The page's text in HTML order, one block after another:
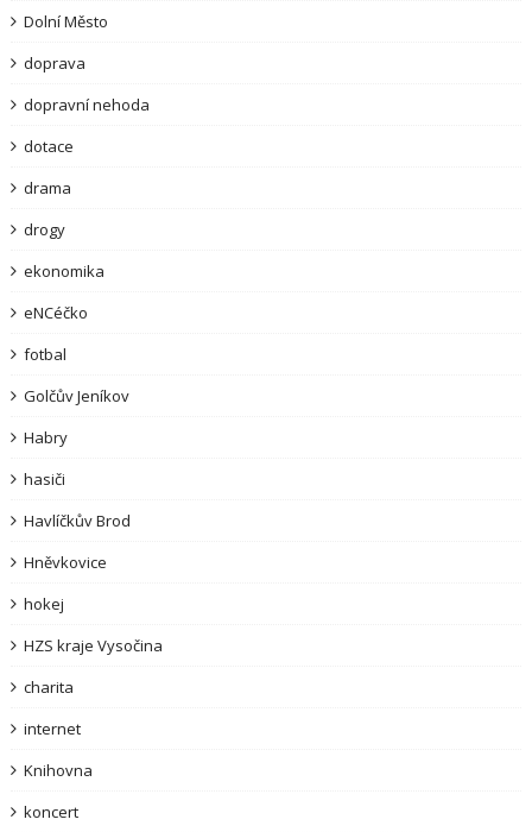
Dolní Město
doprava
dopravní nehoda
dotace
drama
drogy
ekonomika
eNCéčko
fotbal
Golčův Jeníkov
Habry
hasiči
Havlíčkův Brod
Hněvkovice
hokej
HZS kraje Vysočina
charita
internet
Knihovna
koncert